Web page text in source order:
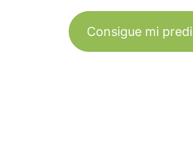
Consigue mi